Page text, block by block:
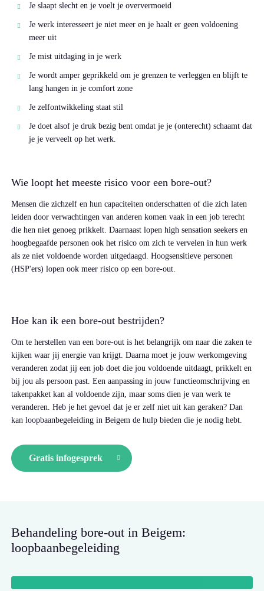
Je slaapt slecht en je voelt je oververmoeid
Je werk interesseert je niet meer en je haalt er geen voldoening
meer uit
Je mist uitdaging in je werk
Je wordt amper geprikkeld om je grenzen te verleggen en blijft te
lang hangen in je comfort zone
Je zelfontwikkeling staat stil
Je doet alsof je druk bezig bent omdat je je (onterecht) schaamt dat
je je verveelt op het werk.
Wie loopt het meeste risico voor een bore-out?
Mensen die zichzelf en hun capaciteiten onderschatten of die zich laten
leiden door verwachtingen van anderen komen vaak in een job terecht
die hen niet genoeg prikkelt. Daarnaast lopen high sensation seekers en
hoogbegaafde personen ook het risico om zich te vervelen in hun werk
als ze niet voldoende worden uitgedaagd. Hoogsensitieve personen
(HSP'ers) lopen ook meer risico op een bore-out.
Hoe kan ik een bore-out bestrijden?
Om te herstellen van een bore-out is het belangrijk om naar die zaken te
kijken waar jij energie van krijgt. Daarna moet je jouw werkomgeving
veranderen zodat jij een job doet die jou voldoende uitdaagt, prikkelt en
bij jou als persoon past. Een aanpassing in jouw functieomschrijving en
takenpakket kan al voldoende zijn, maar soms dien je van werk te
veranderen. Heb je het gevoel dat je er zelf niet uit kan geraken? Dan
kan loopbaanbegeleiding in Beigem de hulp bieden die je nodig hebt.
Gratis infogesprek
Behandeling bore-out in Beigem:
loopbaanbegeleiding